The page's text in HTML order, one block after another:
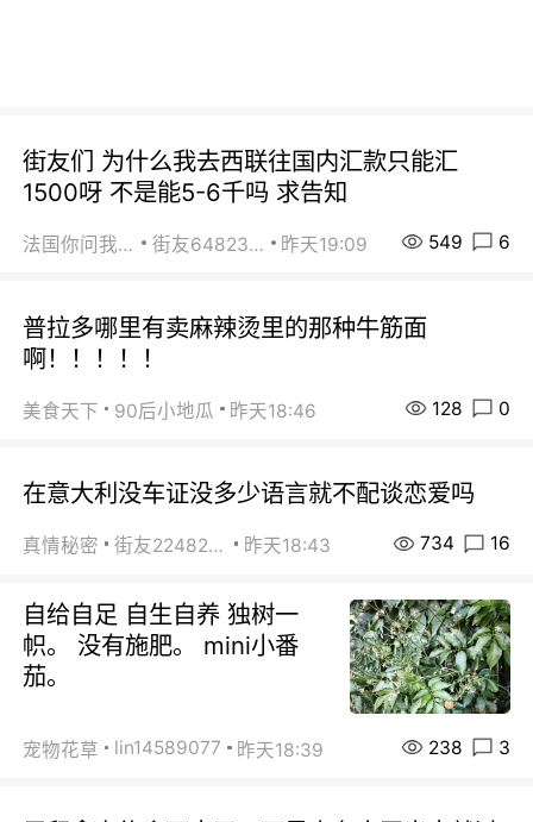
街友们 为什么我去西联往国内汇款只能汇
1500呀 不是能5-6千吗 求告知
法国你问我答 街友64823891 昨天19:09 549 6
普拉多哪里有卖麻辣烫里的那种牛筋面
啊！！！！！
美食天下 90后小地瓜 昨天18:46 128 0
在意大利没车证没多少语言就不配谈恋爱吗
真情秘密 街友22482465 昨天18:43 734 16
自给自足 自生自养 独树一
帜。 没有施肥。 mini小番
茄。
宠物花草 lin14589077 昨天18:39 238 3